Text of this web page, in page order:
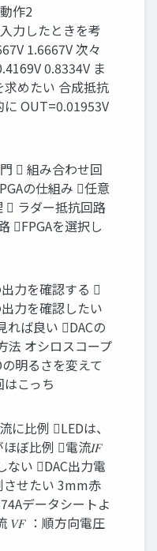
作2
力したときを考
1.6667V 次々
0.8334V ま
めたい 合成抵抗
に OUT=0.01953V
 組み合わせ回
の仕組み 任意
 ラダー抵抗回路
FPGAを選択し
力を確認する 
力を確認したい
ば良い DACの
法 オシロスコープ
明るさを変えて
こっち
に比例 LEDは、
ぼ比例 電流𝐼𝐹
ない DAC出力電
させたい 3mm赤
データシートよ
𝑉𝐹 ：順方向電圧